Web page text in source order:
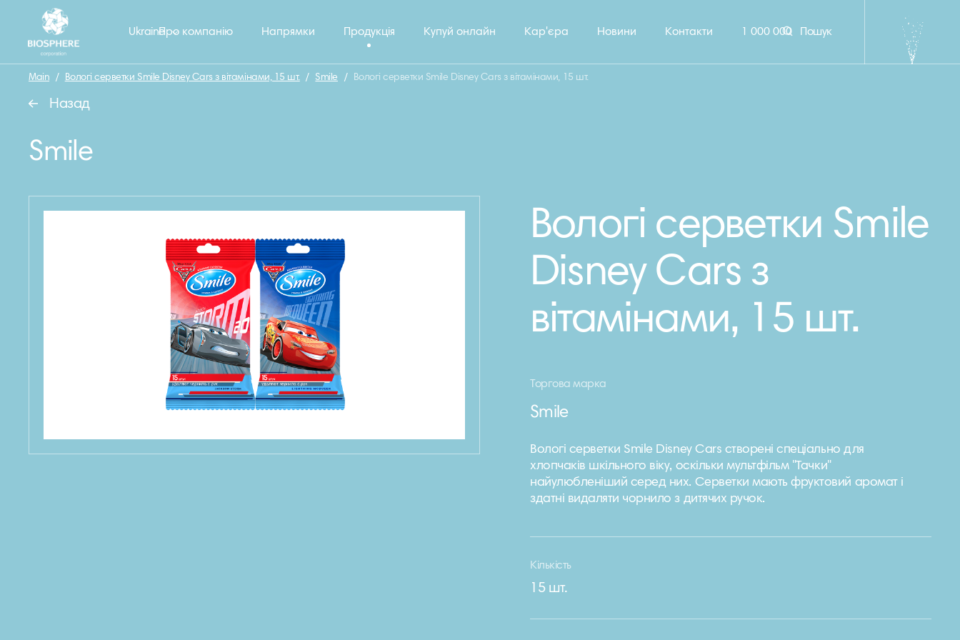
Про компанію Напрямки Продукція Купуй онлайн Кар'єра Новини Контакти 1 000 000 Пошук
Ukraine
Main / Вологі серветки Smile Disney Cars з вітамінами, 15 шт. / Smile / Вологі серветки Smile Disney Cars з вітамінами, 15 шт.
Назад
Smile
Вологі серветки Smile
Disney Cars з
вітамінами, 15 шт.
Торгова марка
Smile
Вологі серветки Smile Disney Cars створені спеціально для
хлопчаків шкільного віку, оскільки мультфільм "Тачки"
найулюбленіший серед них. Серветки мають фруктовий аромат і
здатні видаляти чорнило з дитячих ручок.
Кількість
15 шт.